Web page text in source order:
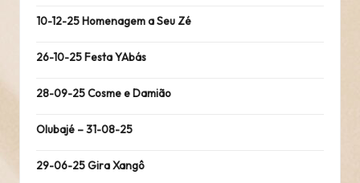
10-12-25 Homenagem a Seu Zé
26-10-25 Festa YAbás
28-09-25 Cosme e Damião
Olubajé – 31-08-25
29-06-25 Gira Xangô